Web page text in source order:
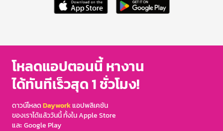
โหลดแอปตอนนี้ หางาน
ได้ทันทีเร็วสุด 1 ชั่วโมง!
ดาวน์โหลดDayworkแอปพลิเคชัน
ของเราได้แล้ววันนี้ ทั้งใน Apple Store
และ Google Play